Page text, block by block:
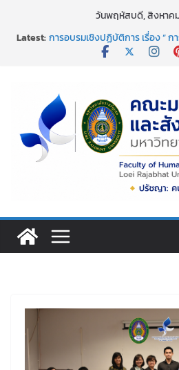
วันพฤหัสบดี, สิงหาค
Latest:
กิจกรรมจิตอาสาบำเพ็ญสาธารณป
พลเรือน ประจำปี พ.ศ. 2569
การอบรมเชิงปฏิบัติการ เรื่อง “ ก
ราชโองการโปรดเกล้าโปรดกระห
อิสริยาภรณ์ ชั้นต่ำกว่าสายสะพา
กิจกรรมวันสงกรานต์ พิธีสรงน้ำพ
อาจารย์ผู้อาวุโส
คณะมนุษยศาสตร์และสังคมศาสต
แสดงความยินดีกับผศ.ดร.อิสริย
พิมพ์เผยแพร่ผลงานบทความวิจัย